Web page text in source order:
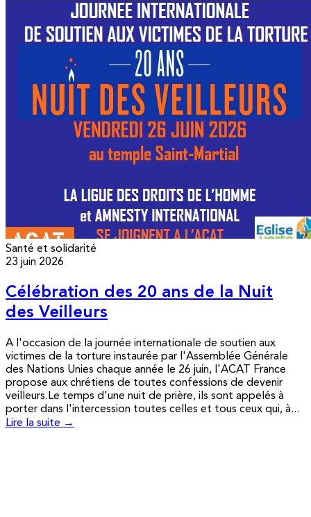
Santé et solidarité
23 juin 2026
Célébration des 20 ans de la Nuit
des Veilleurs
A l'occasion de la journée internationale de soutien aux
victimes de la torture instaurée par l'Assemblée Générale
des Nations Unies chaque année le 26 juin, l'ACAT France
propose aux chrétiens de toutes confessions de devenir
veilleurs.Le temps d'une nuit de prière, ils sont appelés à
porter dans l'intercession toutes celles et tous ceux qui, à...
Lire la suite →